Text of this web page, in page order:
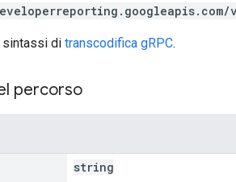
sintassi di transcodifica gRPC.
percorso
string